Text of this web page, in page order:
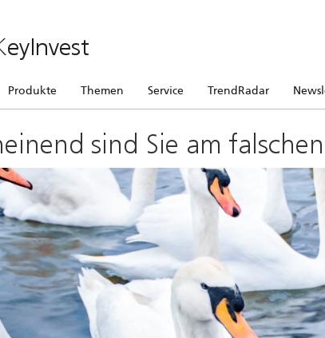
Produkte Themen Service TrendRadar
sind Sie am